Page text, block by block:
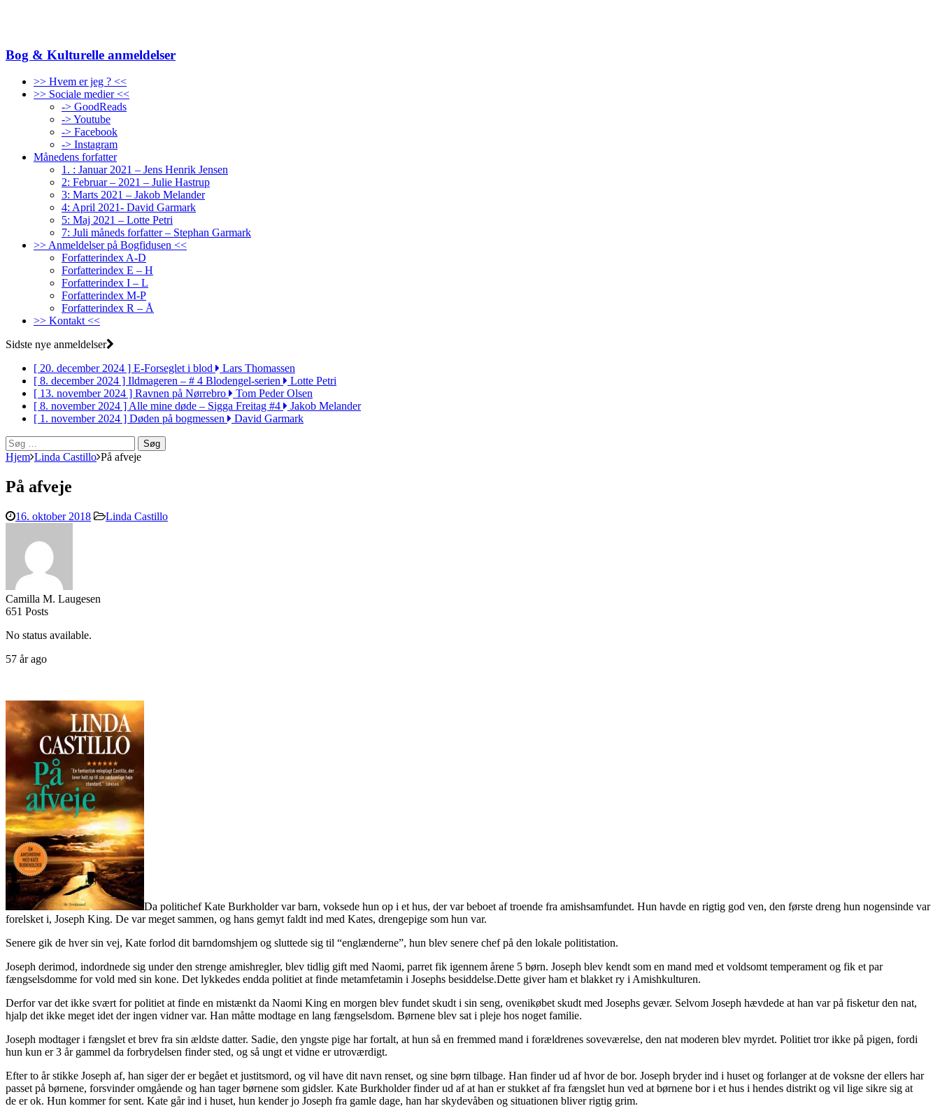
Bog & Kulturelle anmeldelser
>> Hvem er jeg ? <<
>> Sociale medier <<
-> GoodReads
-> Youtube
-> Facebook
-> Instagram
Månedens forfatter
1. : Januar 2021 – Jens Henrik Jensen
2: Februar – 2021 – Julie Hastrup
3: Marts 2021 – Jakob Melander
4: April 2021- David Garmark
5: Maj 2021 – Lotte Petri
7: Juli måneds forfatter – Stephan Garmark
>> Anmeldelser på Bogfidusen <<
Forfatterindex A-D
Forfatterindex E – H
Forfatterindex I – L
Forfatterindex M-P
Forfatterindex R – Å
>> Kontakt <<
Sidste nye anmeldelser
[ 20. december 2024 ] E-Forseglet i blod
Lars Thomassen
[ 8. december 2024 ] Ildmageren – # 4 Blodengel-serien
Lotte Petri
[ 13. november 2024 ] Ravnen på Nørrebro
Tom Peder Olsen
[ 8. november 2024 ]Alle mine døde – Sigga Freitag #4
Jakob Melander
[ 1. november 2024 ] Døden på bogmessen
David Garmark
Søg
efter:
Hjem Linda Castillo På afveje
På afveje
16. oktober 2018 Linda Castillo
Camilla M. Laugesen
651 Posts
No status available.
57 år ago
Da politichef Kate Burkholder var barn, voksede hun op i et hus, der var beboet af troende fra amishsamfundet. Hun havde en rigtig god ven, den første dreng hun nogensinde var
forelsket i, Joseph King. De var meget sammen, og hans gemyt faldt ind med Kates, drengepige som hun var.
Senere gik de hver sin vej, Kate forlod dit barndomshjem og sluttede sig til “englænderne”, hun blev senere chef på den lokale politistation.
Joseph derimod, indordnede sig under den strenge amishregler, blev tidlig gift med Naomi, parret fik igennem årene 5 børn. Joseph blev kendt som en mand med et voldsomt temperament og fik et par
fængselsdomme for vold med sin kone. Det lykkedes endda politiet at finde metamfetamin i Josephs besiddelse.Dette giver ham et blakket ry i Amishkulturen.
Derfor var det ikke svært for politiet at finde en mistænkt da Naomi King en morgen blev fundet skudt i sin seng, ovenikøbet skudt med Josephs gevær. Selvom Joseph hævdede at han var på fisketur den nat,
hjalp det ikke meget idet der ingen vidner var. Han måtte modtage en lang fængselsdom. Børnene blev sat i pleje hos noget familie.
Joseph modtager i fængslet et brev fra sin ældste datter. Sadie, den yngste pige har fortalt, at hun så en fremmed mand i forældrenes soveværelse, den nat moderen blev myrdet. Politiet tror ikke på pigen, fordi
hun kun er 3 år gammel da forbrydelsen finder sted, og så ungt et vidne er utroværdigt.
Efter to år stikke Joseph af, han siger der er begået et justitsmord, og vil have dit navn renset, og sine børn tilbage. Han finder ud af hvor de bor. Joseph bryder ind i huset og forlanger at de voksne der ellers har
passet på børnene, forsvinder omgående og han tager børnene som gidsler. Kate Burkholder finder ud af at han er stukket af fra fængslet hun ved at børnene bor i et hus i hendes distrikt og vil lige sikre sig at
de er ok. Hun kommer for sent. Kate går ind i huset, hun kender jo Joseph fra gamle dage, han har skydevåben og situationen bliver rigtig grim.